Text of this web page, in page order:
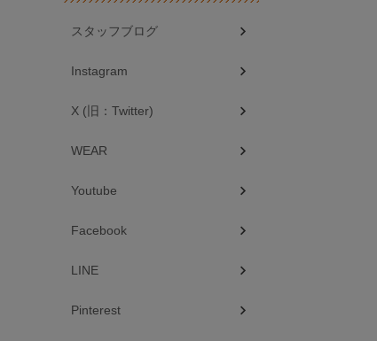
スタッフブログ
Instagram
X (旧：Twitter)
WEAR
Youtube
Facebook
LINE
Pinterest